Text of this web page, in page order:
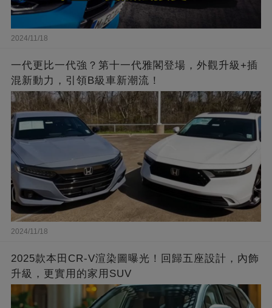
2024/11/18
一代更比一代強？第十一代雅閣登場，外觀升級+插
混新動力，引領B級車新潮流！
2024/11/18
2025款本田CR-V渲染圖曝光！回歸五座設計，內飾
升級，更實用的家用SUV